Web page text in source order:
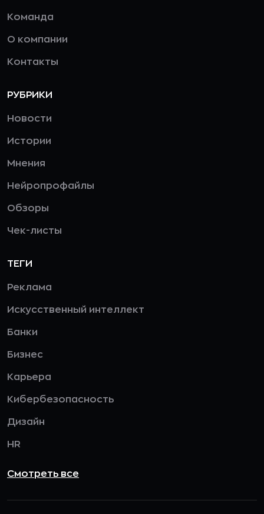
Команда
О компании
Контакты
РУБРИКИ
Новости
Истории
Мнения
Нейропрофайлы
Обзоры
Чек-листы
ТЕГИ
Реклама
Искусственный интеллект
Банки
Бизнес
Карьера
Кибербезопасность
Дизайн
HR
Смотреть все